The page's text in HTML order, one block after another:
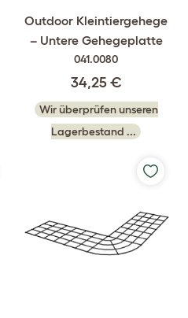
Outdoor Kleintiergehege
– Untere Gehegeplatte
041.0080
34,25 €
Wir überprüfen unseren
Lagerbestand ...